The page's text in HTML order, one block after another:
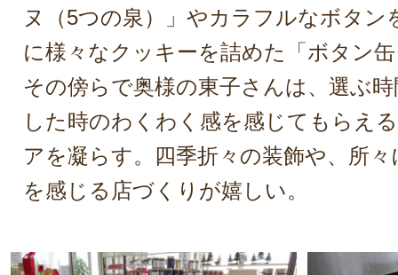
ヌ（5つの泉）」やカラフルなボタン
に様々なクッキーを詰めた「ボタン
その傍らで奥様の東子さんは、選ぶ
した時のわくわく感を感じてもらえ
アを凝らす。四季折々の装飾や、所
を感じる店づくりが嬉しい。